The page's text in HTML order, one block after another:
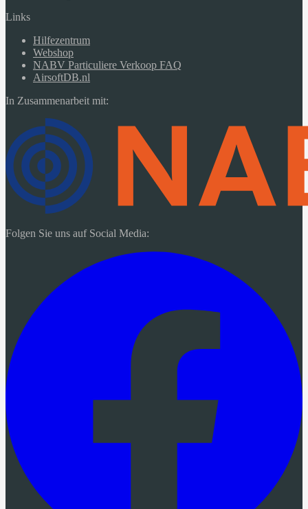
Links
Hilfezentrum
Webshop
NABV Particuliere Verkoop FAQ
AirsoftDB.nl
In Zusammenarbeit mit:
Folgen Sie uns auf Social Media: